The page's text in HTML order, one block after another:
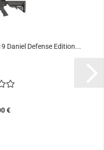
Daniel Defense Edition...
€